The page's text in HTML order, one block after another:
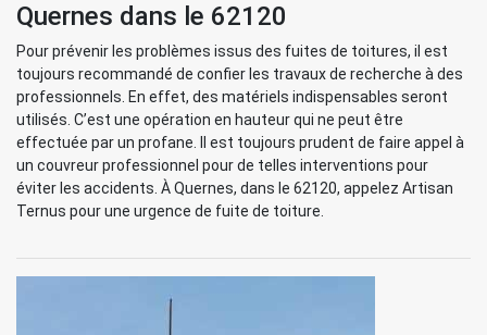
Quernes dans le 62120
Pour prévenir les problèmes issus des fuites de toitures, il est
toujours recommandé de confier les travaux de recherche à des
professionnels. En effet, des matériels indispensables seront
utilisés. C’est une opération en hauteur qui ne peut être
effectuée par un profane. Il est toujours prudent de faire appel à
un couvreur professionnel pour de telles interventions pour
éviter les accidents. À Quernes, dans le 62120, appelez Artisan
Ternus pour une urgence de fuite de toiture.